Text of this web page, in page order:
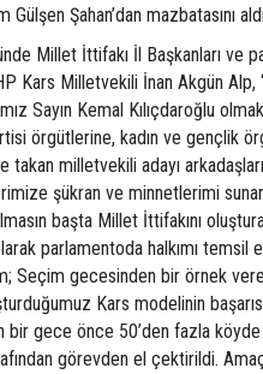
Gülşen Şahan’dan mazbatasını
Millet İttifakı İl Başkanları ve
Kars Milletvekili İnan Akgün
Sayın Kemal Kılıçdaroğlu
örgütlerine, kadın ve gençlik
takan milletvekili adayı
şükran ve minnetlerimi
başta Millet İttifakını
parlamentoda halkımı
Seçim gecesinden bir örnek
Kars modelinin
gece önce 50’den fazla köyde
görevden el çektirildi. Amaç